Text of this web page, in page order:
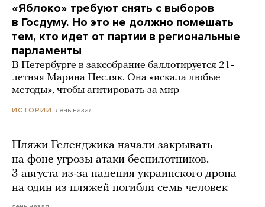
«Яблоко» требуют снять с выборов
в Госдуму. Но это не должно помешать
тем, кто идет от партии в региональные
парламенты
В Петербурге в заксобрание баллотируется 21-
летняя Марина Песляк. Она «искала любые
методы», чтобы агитировать за мир
ИСТОРИИ день назад
Пляжи Геленджика начали закрывать
на фоне угрозы атаки беспилотников.
3 августа из-за падения украинского дрона
на один из пляжей погибли семь человек